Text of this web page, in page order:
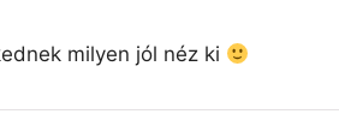
milyen jól néz ki